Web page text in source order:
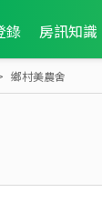
錄 房訊知識
鄉村美農舍